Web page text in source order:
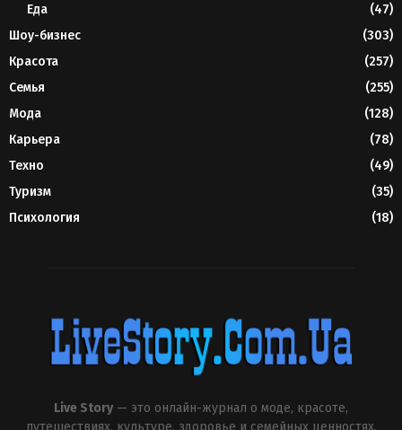
Еда
(47)
Шоу-бизнес
(303)
Красота
(257)
Семья
(255)
Мода
(128)
Карьера
(78)
Техно
(49)
Туризм
(35)
Психология
(18)
Live Story — это онлайн-журнал о моде, красоте,
путешествиях, культуре, здоровье и семейных ценностях.